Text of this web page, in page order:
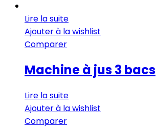
Lire la suite
Ajouter à la wishlist
Comparer
Machine à jus 3 bacs
Lire la suite
Ajouter à la wishlist
Comparer